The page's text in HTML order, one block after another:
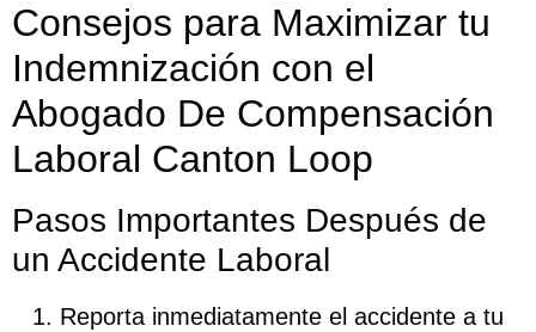
Consejos para Maximizar tu
Indemnización con el
Abogado De Compensación
Laboral Canton Loop
Pasos Importantes Después de
un Accidente Laboral
Reporta inmediatamente el accidente a tu